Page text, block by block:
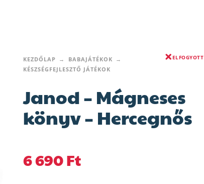
KEZDŐLAP
BABAJÁTÉKOK
KÉSZSÉGFEJLESZTŐ JÁTÉKOK
ELFOGYOTT
Janod – Mágneses
könyv – Hercegnős
6 690Ft